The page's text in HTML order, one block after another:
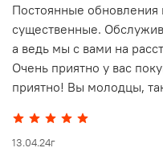
Постоянные обновления
существенные.
а ведь мы с вами на
Очень приятно у вас
приятно! Вы молодцы,
13.04.24г